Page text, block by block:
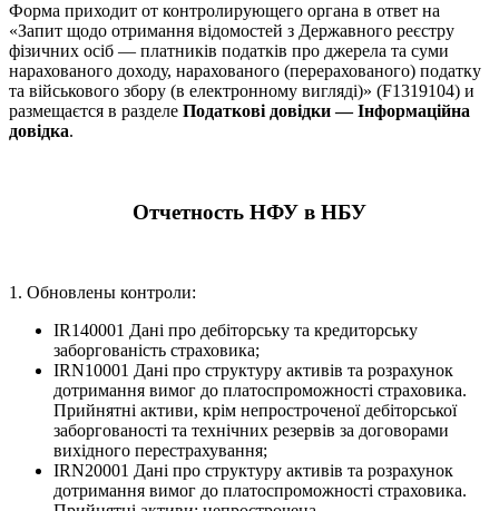
Форма приходит от контролирующего органа в ответ на
«Запит щодо отримання відомостей з Державного реєстру
фізичних осіб — платників податків про джерела та суми
нарахованого доходу, нарахованого (перерахованого) податку
та військового збору (в електронному вигляді)» (F1319104) и
размещаєтся в разделе Податкові довідки — Інформаційна
довідка.
Отчетность НФУ в НБУ
1. Обновлены контроли:
IR140001 Дані про дебіторську та кредиторську
заборгованість страховика;
IRN10001 Дані про структуру активів та розрахунок
дотримання вимог до платоспроможності страховика.
Прийнятні активи, крім непростроченої дебіторської
заборгованості та технічних резервів за договорами
вихідного перестрахування;
IRN20001 Дані про структуру активів та розрахунок
дотримання вимог до платоспроможності страховика.